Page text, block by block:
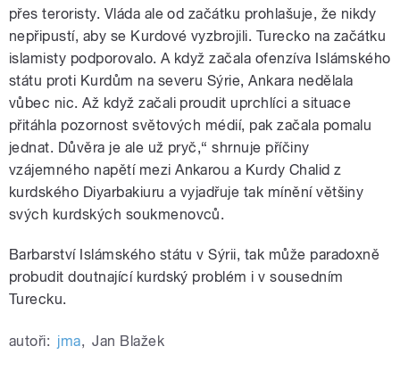
přes teroristy. Vláda ale od začátku prohlašuje, že nikdy
nepřipustí, aby se Kurdové vyzbrojili. Turecko na začátku
islamisty podporovalo. A když začala ofenzíva Islámského
státu proti Kurdům na severu Sýrie, Ankara nedělala
vůbec nic. Až když začali proudit uprchlíci a situace
přitáhla pozornost světových médií, pak začala pomalu
jednat. Důvěra je ale už pryč,“ shrnuje příčiny
vzájemného napětí mezi Ankarou a Kurdy Chalid z
kurdského Diyarbakiuru a vyjadřuje tak mínění většiny
svých kurdských soukmenovců.
Barbarství Islámského státu v Sýrii, tak může paradoxně
probudit doutnající kurdský problém i v sousedním
Turecku.
autoři: jma, Jan Blažek